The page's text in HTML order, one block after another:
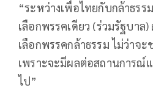
“ระหว่างเพื่อไทยกับกล้าธร
เลือกพรรคเดียว (ร่วมรัฐบาล)
เลือกพรรคกล้าธรรม ไม่ว่าจ
เพราะจะมีผลต่อสถานการณ์
ไป”